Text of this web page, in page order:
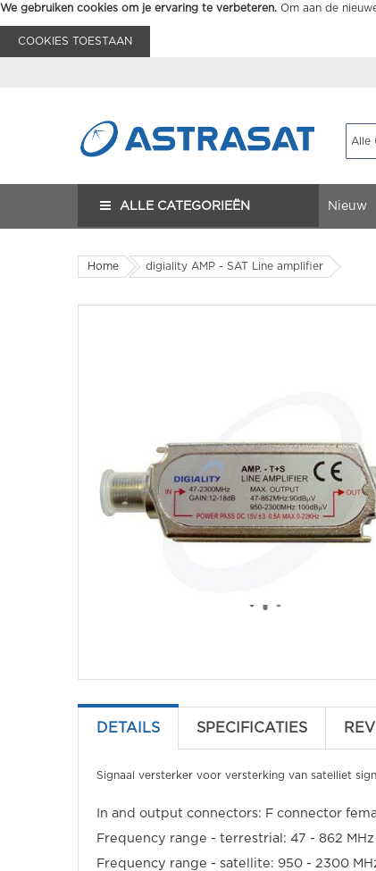
We gebruiken cookies om je ervaring te verbeteren. Om aan de
COOKIES TOESTAAN
ALLE CATEGORIEËN Nieuw
Home digiality AMP - SAT Line amplifier
DETAILS SPECIFICATIES
Signaal versterker voor versterking van satelliet
In and output connectors: F connector
Frequency range - terrestrial: 47 - 862 MHz
Frequency range - satellite: 950 - 2300